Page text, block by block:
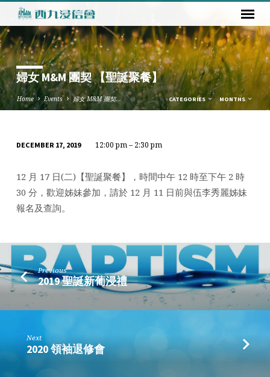
婦女 M&M 團契 【聖誕聚餐】
Home Events 婦女 M&M 團契… CATEGORIES MONTHS
女
M&M
團
契
誕
聚
餐】
DECEMBER 17, 2019 12:00 pm – 2:30 pm
12 月 17 日(二)【聖誕聚餐】，時間中午 12 時至下午 2 時
30 分，歡迎姊妹參加，請於 12 月 11 日前與伍李秀麗姊妹
報名及查詢。
Previous
2019 聖誕新葡浸禮
Next
2020 領袖退修會